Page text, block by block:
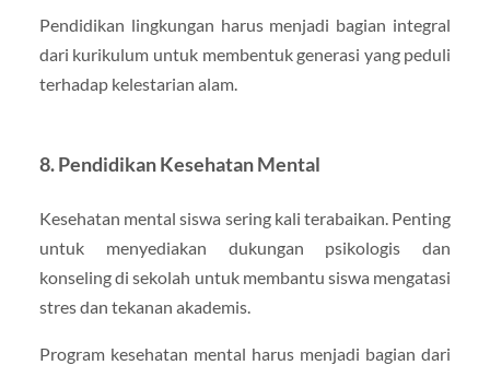
Pendidikan lingkungan harus menjadi bagian integral
dari kurikulum untuk membentuk generasi yang peduli
terhadap kelestarian alam.
8.Pendidikan Kesehatan Mental
Kesehatan mental siswa sering kali terabaikan. Penting
untuk menyediakan dukungan psikologis dan
konseling di sekolah untuk membantu siswa mengatasi
stres dan tekanan akademis.
Program kesehatan mental harus menjadi bagian dari